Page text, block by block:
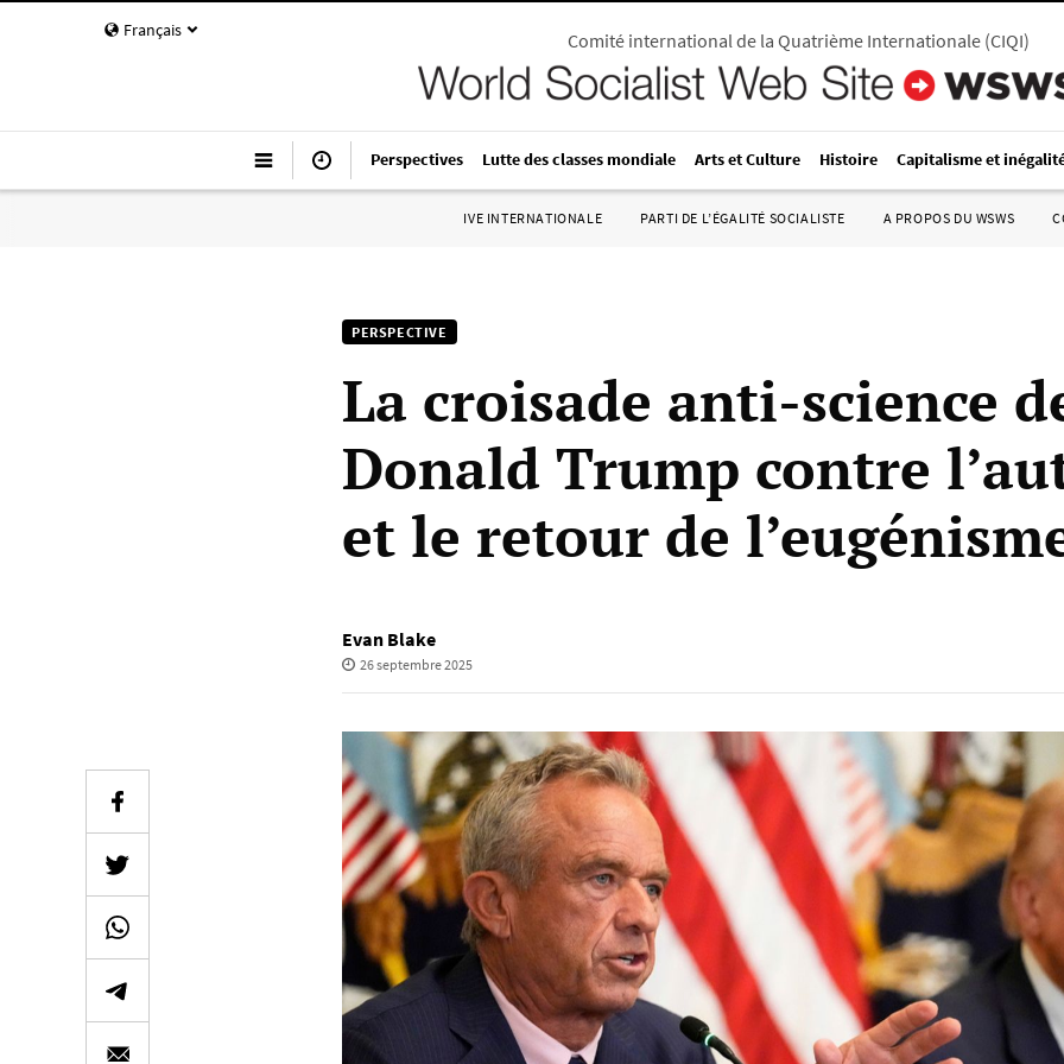
Français Comité international de la Quatrième Internationale(CIQI)
Perspectives Lutte des classes mondiale Arts et Culture Histoire Capitalisme et
IVE INTERNATIONALE PARTI DE L’ÉGALITÉ SOCIALISTE A PROPOS DU WSWS
PERSPECTIVE
La croisade anti-science
Donald Trump contre
et le retour de
Evan Blake
26 septembre 2025